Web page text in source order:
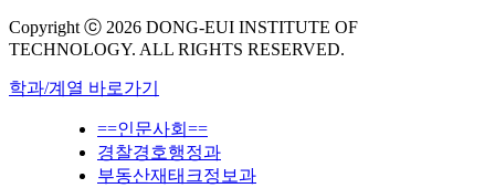
Copyright ⓒ 2026 DONG-EUI INSTITUTE OF
TECHNOLOGY. ALL RIGHTS RESERVED.
학과/계열 바로가기
==인문사회==
경찰경호행정과
부동산재태크정보과